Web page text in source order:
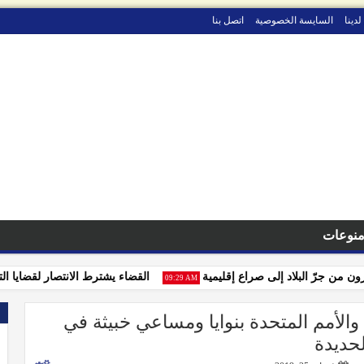
السايسة الخصوصية اتصل بنا
منوعات
09:29 AM جرّ البلاد إلى صراع إقليمية القضاء يشترط الانتصار لقضايا
المتحدة بنوايا ومساعي خبيثة في
الحديدة